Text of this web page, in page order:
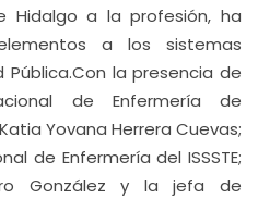
Hidalgo a la profesión, ha
a los sistemas
la presencia de
de Enfermería de
Yovana Herrera Cuevas;
de Enfermería del ISSSTE;
González y la jefa de